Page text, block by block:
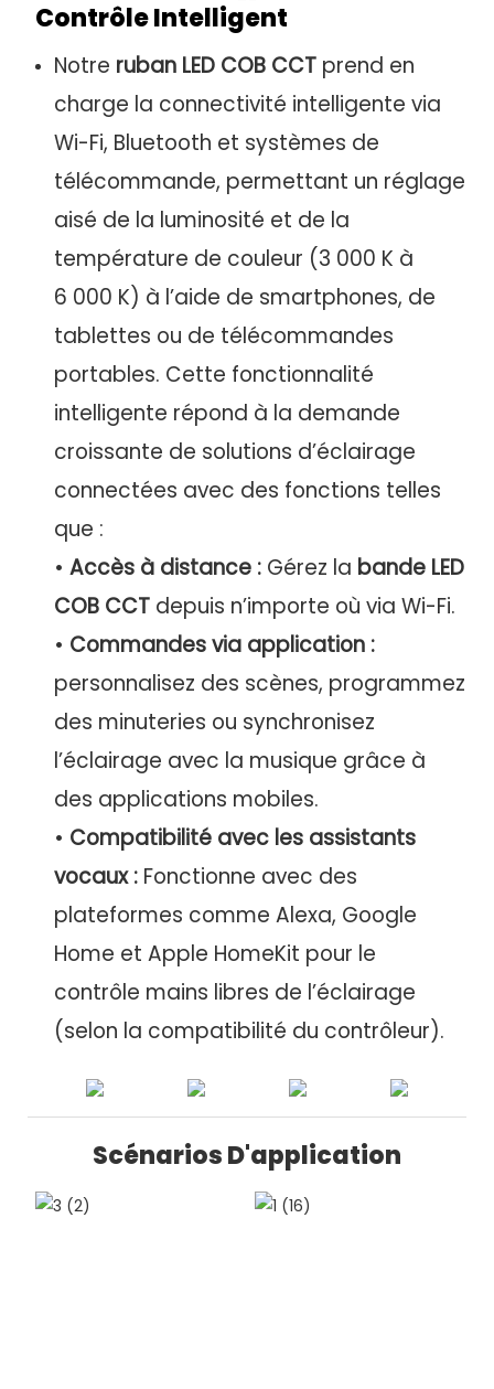
Contrôle Intelligent
Notre ruban LED COB CCTprend en
charge la connectivité intelligente via
Wi-Fi, Bluetooth et systèmes de
télécommande, permettant un réglage
aisé de la luminosité et de la
température de couleur (3 000 K à
6 000 K) à l’aide de smartphones, de
tablettes ou de télécommandes
portables. Cette fonctionnalité
intelligente répond à la demande
croissante de solutions d’éclairage
connectées avec des fonctions telles
que :
• Accès à distance :Gérez la bande LED
COB CCTdepuis n’importe où via Wi-Fi.
• Commandes via application :
personnalisez des scènes, programmez
des minuteries ou synchronisez
l’éclairage avec la musique grâce à
des applications mobiles.
• Compatibilité avec les assistants
vocaux :Fonctionne avec des
plateformes comme Alexa, Google
Home et Apple HomeKit pour le
contrôle mains libres de l’éclairage
(selon la compatibilité du contrôleur).
Scénarios D'application